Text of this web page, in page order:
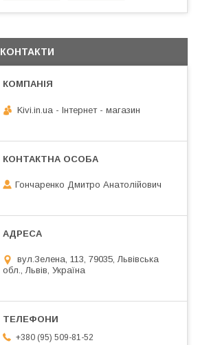
КОНТАКТИ
Kivi.in.ua - Інтернет - магазин
Гончаренко Дмитро Анатолійович
вул.Зелена, 113, 79035, Львівська
обл., Львів, Україна
+380 (95) 509-81-52